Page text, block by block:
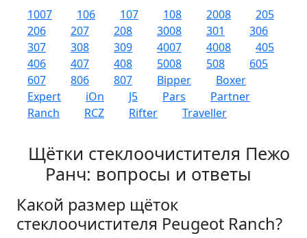
1007 106 107 108 2008
205
206
207 208 3008 301
306
307
308 309 4007 4008
405
406
407 408 5008 508
605
607
806 807 Bipper
Boxer
Expert
iOn J5 Pars
Partner
Ranch
RCZ Rifter Traveller
Щётки стеклоочистителя Пежо
Ранч: вопросы и ответы
Какой размер щёток
стеклоочистителя Peugeot Ranch?